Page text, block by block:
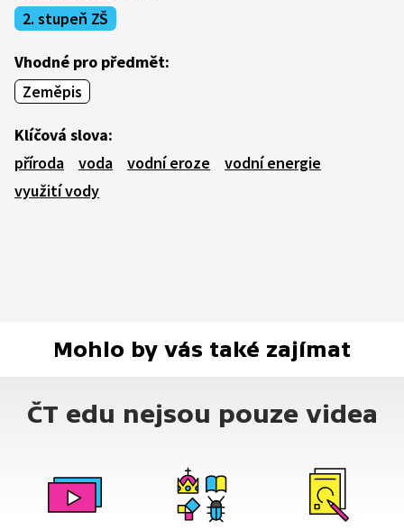
2. stupeň ZŠ
Vhodné pro předmět:
Zeměpis
Klíčová slova:
příroda
voda vodní eroze
vodní energie
využití vody
Mohlo by vás také zajímat
ČT edu nejsou pouze videa